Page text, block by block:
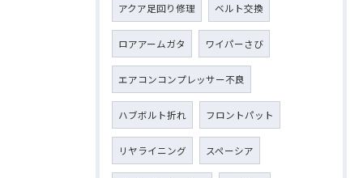
アクア足回り修理 ベルト交換
ロアアームガタ ワイパーさび
エアコンコンプレッサー不良
ハブボルト折れ フロントパット
リヤライニング スペーシア